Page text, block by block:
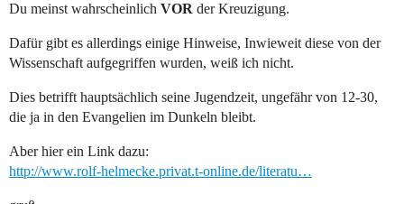
Du meinst wahrscheinlich VOR der Kreuzigung.
Dafür gibt es allerdings einige Hinweise, Inwieweit diese von der
Wissenschaft aufgegriffen wurden, weiß ich nicht.
Dies betrifft hauptsächlich seine Jugendzeit, ungefähr von 12-30,
die ja in den Evangelien im Dunkeln bleibt.
Aber hier ein Link dazu:
http://www.rolf-helmecke.privat.t-online.de/literatu…